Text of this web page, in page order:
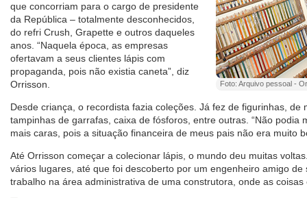
Foto: Arquivo pessoal -
que concorriam para o cargo de presidente
da República – totalmente desconhecidos,
do refri Crush, Grapette e outros daqueles
anos. “Naquela época, as empresas
ofertavam a seus clientes lápis com
propaganda, pois não existia caneta”, diz
Orrisson.
Desde criança, o recordista fazia coleções. Já fez de figurinhas, de
tampinhas de garrafas, caixa de fósforos, entre outras. “Não podia
mais caras, pois a situação financeira de meus pais não era muito
Até Orrisson começar a colecionar lápis, o mundo deu muitas
vários lugares, até que foi descoberto por um engenheiro amigo
trabalho na área administrativa de uma construtora, onde as